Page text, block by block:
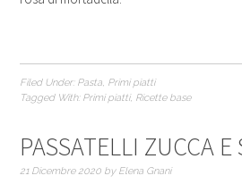
Filed Under: Pasta, Primi piatti
Tagged With: Primi piatti, Ricette base
PASSATELLI ZUCCA E
21 Dicembre 2020 by Elena Gnani